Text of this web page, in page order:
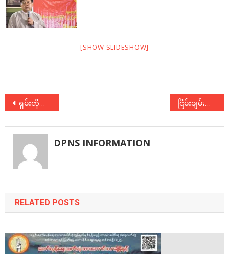
[SHOW SLIDESHOW]
Post
navigation
ရှမ်းတိုင်းရင်းသားများဒီမိုကရေစီအဖွဲ့ချုပ် ပါတီတည်ထောင်ခြင်း ၂၉ နှစ်ပြည့်အခမ်းအနားသို့ တက်ရောက် ငြိမ်းချမ်းရေးလှုပ်ရှားမှု ၆၉ နှစ်ပြည့် နိုင်ငံရေးဆွေးနွေးပွဲသို့ တက်ရောက်
DPNS INFORMATION
RELATED POSTS